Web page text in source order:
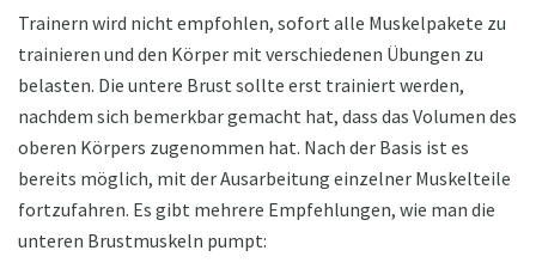
Trainern wird nicht empfohlen, sofort alle Muskelpakete zu
trainieren und den Körper mit verschiedenen Übungen zu
belasten. Die untere Brust sollte erst trainiert werden,
nachdem sich bemerkbar gemacht hat, dass das Volumen des
oberen Körpers zugenommen hat. Nach der Basis ist es
bereits möglich, mit der Ausarbeitung einzelner Muskelteile
fortzufahren. Es gibt mehrere Empfehlungen, wie man die
unteren Brustmuskeln pumpt: